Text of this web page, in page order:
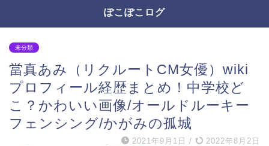
ぽこぽこログ
未分類
當真あみ（リクルートCM女優）wiki
プロフィール経歴まとめ！中学校ど
こ？かわいい画像/オールドルーキー
フェンシング/かがみの孤城
2021年9月1日 / 2022年8月2日